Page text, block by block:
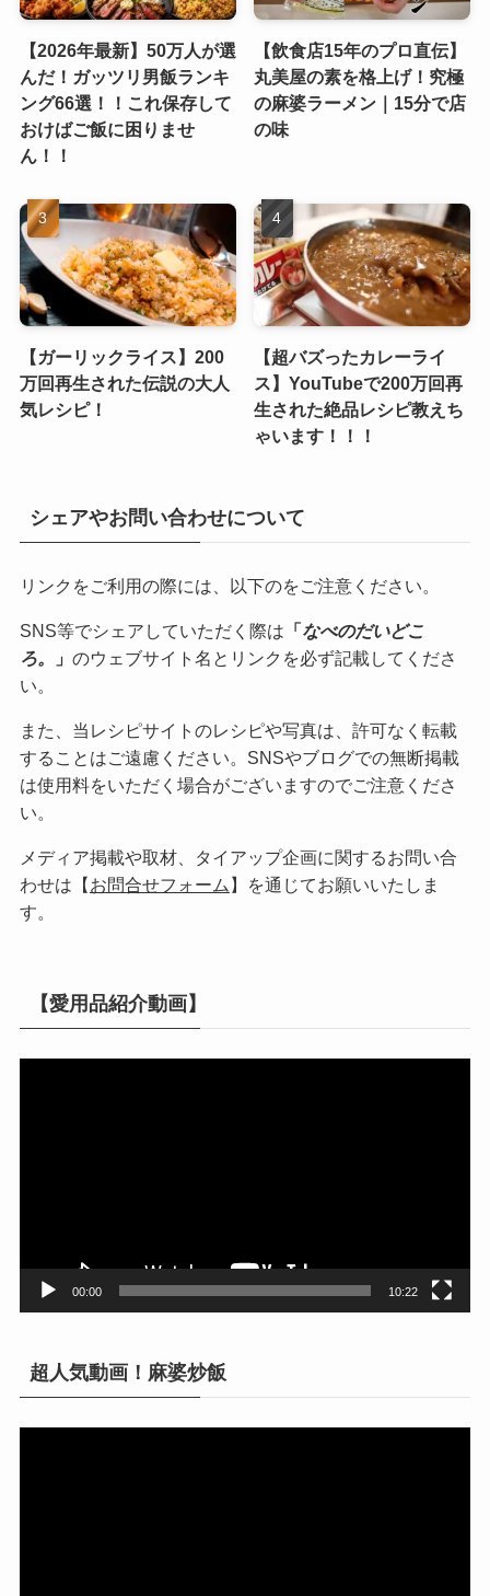
【2026年最新】50万人が選
んだ！ガッツリ男飯ランキ
ング66選！！これ保存して
おけばご飯に困りませ
ん！！
【飲食店15年のプロ直伝】
丸美屋の素を格上げ！究極
の麻婆ラーメン｜15分で店
の味
【ガーリックライス】200
万回再生された伝説の大人
気レシピ！
【超バズったカレーライ
ス】YouTubeで200万回再
生された絶品レシピ教えち
ゃいます！！！
シェアやお問い合わせについて
リンクをご利用の際には、以下のをご注意ください。
SNS等でシェアしていただく際は 「なべのだいどこ
ろ。
」 のウェブサイト名とリンクを必ず記載してくださ
い。
また、当レシピサイトのレシピや写真は、許可なく転載
することはご遠慮ください。SNSやブログでの無断掲載
は使用料をいただく場合がございますのでご注意くださ
い。
メディア掲載や取材、タイアップ企画に関するお問い合
わせは【お問合せフォーム 】を通じてお願いいたしま
す。
【愛用品紹介動画】
00:00 10:22
超人気動画！麻婆炒飯